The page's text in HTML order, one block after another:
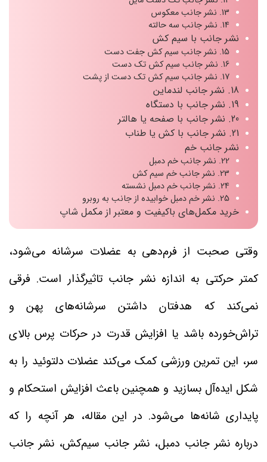
13. نشر جانب معکوس
14. نشر جانب سه حالته
نشر جانب با سیم کش
15. نشر جانب سیم کش جفت دست
16. نشر جانب سیم کش تک دست
17. نشر جانب سیم کش تک دست از پشت
18. نشر جانب لندماین
19. نشر جانب با دستگاه
20. نشر جانب با صفحه یا هالتر
21. نشر جانب با کش یا طناب
نشر جانب خم
22. نشر جانب خم دمبل
23. نشر جانب خم سیم کش
24. نشر جانب خم دمبل نشسته
25. نشر خم دمبل خوابیده از جانب به روبرو
خرید مکمل‌های باکیفیت و معتبر از مکمل شاپ
وقتی صحبت از فرم‌دهی به عضلات سرشانه می‌شود،
کمتر حرکتی به اندازه نشر جانب تاثیرگذار است. فرقی
نمی‌کند که هدفتان داشتن سرشانه‌های پهن و
تراش‌خورده باشد یا افزایش قدرت در حرکات پرس بالای
سر، این تمرین ورزشی کمک می‌کند عضلات دلتوئید را به
شکل ایده‌آل بسازید و همچنین باعث افزایش استحکام و
پایداری شانه‌ها می‌شود. در این مقاله، هر آنچه را که
درباره نشر جانب دمبل، نشر جانب سیم‌کش، نشر جانب